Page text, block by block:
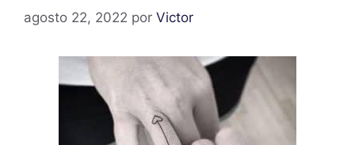
agosto 22, 2022 por Victor